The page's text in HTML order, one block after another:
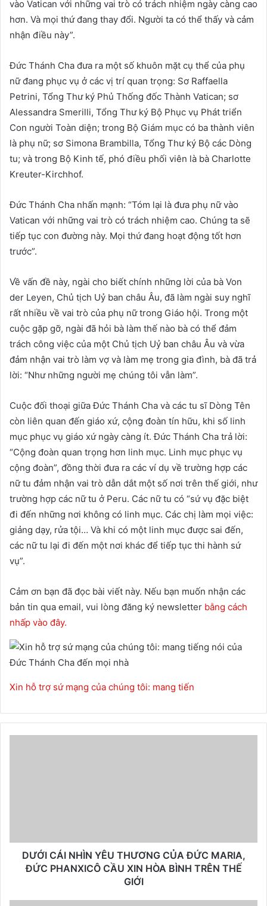
vào Vatican với những vai trò có trách nhiệm ngày càng cao
hơn. Và mọi thứ đang thay đổi. Người ta có thể thấy và cảm
nhận điều này”.
Đức Thánh Cha đưa ra một số khuôn mặt cụ thể của phụ
nữ đang phục vụ ở các vị trí quan trọng: Sơ Raffaella
Petrini, Tổng Thư ký Phủ Thống đốc Thành Vatican; sơ
Alessandra Smerilli, Tổng Thư ký Bộ Phục vụ Phát triển
Con người Toàn diện; trong Bộ Giám mục có ba thành viên
là phụ nữ; sơ Simona Brambilla, Tổng Thư ký Bộ các Dòng
tu; và trong Bộ Kinh tế, phó điều phối viên là bà Charlotte
Kreuter-Kirchhof.
Đức Thánh Cha nhấn mạnh: “Tóm lại là đưa phụ nữ vào
Vatican với những vai trò có trách nhiệm cao. Chúng ta sẽ
tiếp tục con đường này. Mọi thứ đang hoạt động tốt hơn
trước”.
Về vấn đề này, ngài cho biết chính những lời của bà Von
der Leyen, Chủ tịch Uỷ ban châu Âu, đã làm ngài suy nghĩ
rất nhiều về vai trò của phụ nữ trong Giáo hội. Trong một
cuộc gặp gỡ, ngài đã hỏi bà làm thế nào bà có thể đảm
trách công việc của một Chủ tịch Uỷ ban châu Âu và vừa
đảm nhận vai trò làm vợ và làm mẹ trong gia đình, bà đã trả
lời: “Như những người mẹ chúng tôi vẫn làm”.
Cuộc đối thoại giữa Đức Thánh Cha và các tu sĩ Dòng Tên
còn liên quan đến giáo xứ, cộng đoàn tín hữu, khi số linh
mục phục vụ giáo xứ ngày càng ít. Đức Thánh Cha trả lời:
“Cộng đoàn quan trọng hơn linh mục. Linh mục phục vụ
cộng đoàn”, đồng thời đưa ra các ví dụ về trường hợp các
nữ tu đảm nhận vai trò dẫn dắt một số nơi trên thế giới, như
trường hợp các nữ tu ở Peru. Các nữ tu có “sứ vụ đặc biệt
đi đến những nơi không có linh mục. Các chị làm mọi việc:
giảng dạy, rửa tội… Và khi có một linh mục được sai đến,
các nữ tu lại đi đến một nơi khác để tiếp tục thi hành sứ
vụ”.
Cảm ơn bạn đã đọc bài viết này. Nếu bạn muốn nhận các
bản tin qua email, vui lòng đăng ký newsletter bằng cách
nhấp vào đây.
Xin hỗ trợ sứ mạng của chúng tôi: mang tiến
DƯỚI CÁI NHÌN YÊU THƯƠNG CỦA ĐỨC MARIA,
ĐỨC PHANXICÔ CẦU XIN HÒA BÌNH TRÊN THẾ
GIỚI